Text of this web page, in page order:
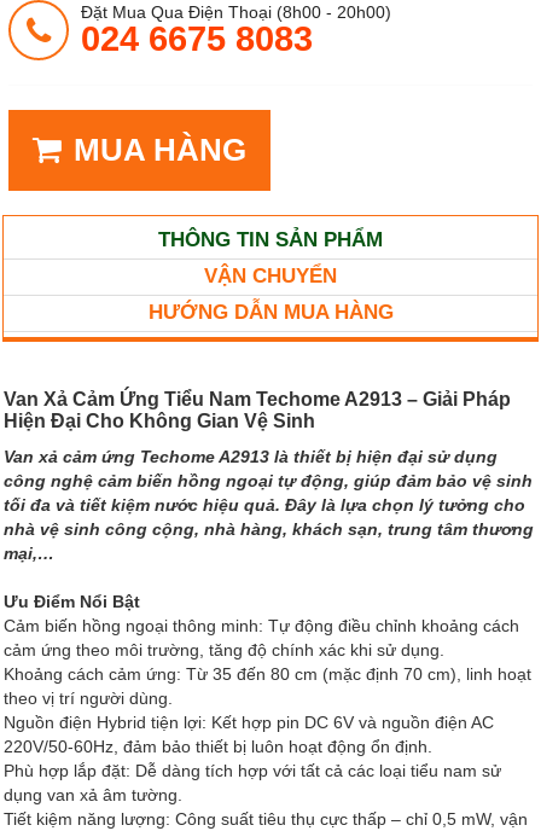
Đặt Mua Qua Điện Thoại (8h00 - 20h00)
024 6675 8083
MUA HÀNG
THÔNG TIN SẢN PHẨM
VẬN CHUYỂN
HƯỚNG DẪN MUA HÀNG
Van Xả Cảm Ứng Tiểu Nam Techome A2913 – Giải Pháp
Hiện Đại Cho Không Gian Vệ Sinh
Van xả cảm ứng Techome A2913 là thiết bị hiện đại sử dụng
công nghệ cảm biến hồng ngoại tự động, giúp đảm bảo vệ sinh
tối đa và tiết kiệm nước hiệu quả. Đây là lựa chọn lý tưởng cho
nhà vệ sinh công cộng, nhà hàng, khách sạn, trung tâm thương
mại,…
Ưu Điểm Nổi Bật
Cảm biến hồng ngoại thông minh: Tự động điều chỉnh khoảng cách
cảm ứng theo môi trường, tăng độ chính xác khi sử dụng.
Khoảng cách cảm ứng: Từ 35 đến 80 cm (mặc định 70 cm), linh hoạt
theo vị trí người dùng.
Nguồn điện Hybrid tiện lợi: Kết hợp pin DC 6V và nguồn điện AC
220V/50-60Hz, đảm bảo thiết bị luôn hoạt động ổn định.
Phù hợp lắp đặt: Dễ dàng tích hợp với tất cả các loại tiểu nam sử
dụng van xả âm tường.
Tiết kiệm năng lượng: Công suất tiêu thụ cực thấp – chỉ 0,5 mW, vận